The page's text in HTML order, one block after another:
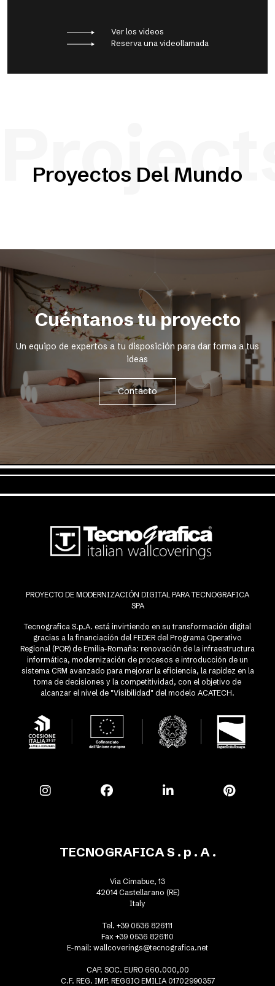
Ver los videos
Reserva una videollamada
Proyectos Del Mundo
Cuéntanos tu proyecto
Un equipo de expertos a tu disposición para dar forma a tus
ideas
Contacto
PROYECTO DE MODERNIZACIÓN DIGITAL PARA TECNOGRAFICA
SPA
Tecnografica S.p.A. está invirtiendo en su transformación digital
gracias a la financiación del FEDER del Programa Operativo
Regional (POR) de Emilia-Romaña: renovación de la infraestructura
informática, modernización de procesos e introducción de un
sistema CRM avanzado para mejorar la eficiencia, la rapidez en la
toma de decisiones y la competitividad, con el objetivo de
alcanzar el nivel de "Visibilidad" del modelo ACATECH.
TECNOGRAFICA S . p . A .
Via Cimabue, 13
42014 Castellarano (RE)
Italy
Tel. +39 0536 826111
Fax +39 0536 826110
E-mail: wallcoverings@tecnografica.net
CAP. SOC. EURO 660.000,00
C.F. REG. IMP. REGGIO EMILIA 01702990357